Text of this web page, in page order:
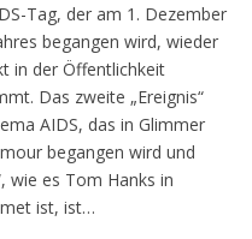
Tag, der am 1. Dezember
begangen wird, wieder
in der Öffentlichkeit
Das zweite „Ereignis“
AIDS, das in Glimmer
begangen wird und
wie es Tom Hanks in
ist, ist…